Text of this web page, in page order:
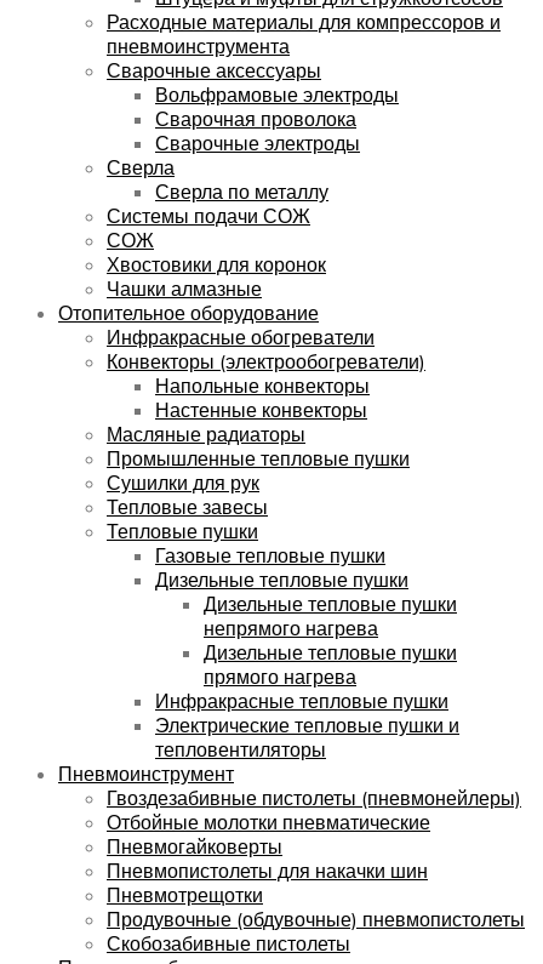
Расходные материалы для компрессоров и
пневмоинструмента
Сварочные аксессуары
Вольфрамовые электроды
Сварочная проволока
Сварочные электроды
Сверла
Сверла по металлу
Системы подачи СОЖ
СОЖ
Хвостовики для коронок
Чашки алмазные
Отопительное оборудование
Инфракрасные обогреватели
Конвекторы (электрообогреватели)
Напольные конвекторы
Настенные конвекторы
Масляные радиаторы
Промышленные тепловые пушки
Сушилки для рук
Тепловые завесы
Тепловые пушки
Газовые тепловые пушки
Дизельные тепловые пушки
Дизельные тепловые пушки
непрямого нагрева
Дизельные тепловые пушки
прямого нагрева
Инфракрасные тепловые пушки
Электрические тепловые пушки и
тепловентиляторы
Пневмоинструмент
Гвоздезабивные пистолеты (пневмонейлеры)
Отбойные молотки пневматические
Пневмогайковерты
Пневмопистолеты для накачки шин
Пневмотрещотки
Продувочные (обдувочные) пневмопистолеты
Скобозабивные пистолеты